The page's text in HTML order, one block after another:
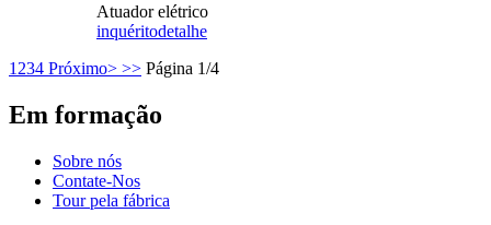
Atuador elétrico
inquéritodetalhe
1 234 Próximo> >> Página 1/4
Em formação
Sobre nós
Contate-Nos
Tour pela fábrica